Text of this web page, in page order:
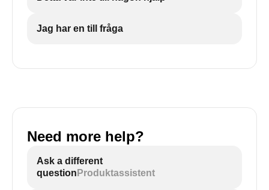
Jag har en till fråga
Need more help?
Ask a different
question Produktassistent